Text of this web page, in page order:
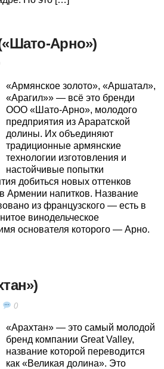
Арно»)
«Армянское золото», «Аршатал»,
«Арагил»» — всё это бренди
ООО «Шато-Арно», молодого
предприятия из Араратской
долины. Их объединяют
традиционные армянские
технологии изготовления и
настойчивые попытки
добиться новых оттенков
Армении напитков. Название
из французского — есть в
винодельческое
основателя которого — Арно.
0
«Арахтан» — это самый молодой
бренд компании Great Valley,
название которой переводится
как «Великая долина». Это